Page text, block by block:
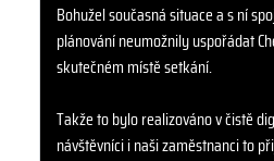
Bohužel současná situace a s ní
plánování neumožnily uspořádat
skutečném místě setkání.
Takže to bylo realizováno v čistě
návštěvníci i naši zaměstnanci to